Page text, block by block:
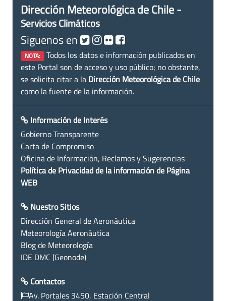
Dirección Meteorológica de Chile -
Servicios Climáticos
Siguenos en
NOTA: Todos los datos e información publicados en
este Portal son de acceso y uso público; no obstante,
se solicita citar a la Dirección Meteorológica de Chile
como la fuente de la información.
Información de Interés
Gobierno Transparente
Carta de Compromiso
Oficina de Información, Reclamos y Sugerencias
Política de Privacidad de la información de Página
WEB
Nuestro Sitios
Dirección General de Aeronáutica
Meteorología Aeronáutica
Blog de Meteorología
IDE DMC (Geonode)
Contactos
Av. Portales 3450, Estación Central